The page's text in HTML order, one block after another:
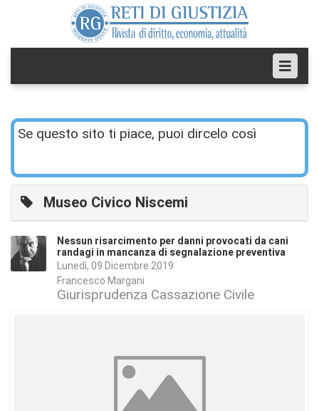
Se questo sito ti piace, puoi dircelo così
Museo Civico Niscemi
Nessun risarcimento per danni provocati da cani
randagi in mancanza di segnalazione preventiva
Lunedì, 09 Dicembre 2019
Francesco Margani
Giurisprudenza Cassazione Civile